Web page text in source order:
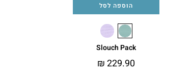
הוספה לסל
Slouch Pack
₪229.90